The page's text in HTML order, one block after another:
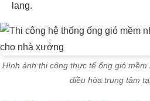
lang.
Hình ảnh thi công thực tế ống gió
điều hòa trung tâm